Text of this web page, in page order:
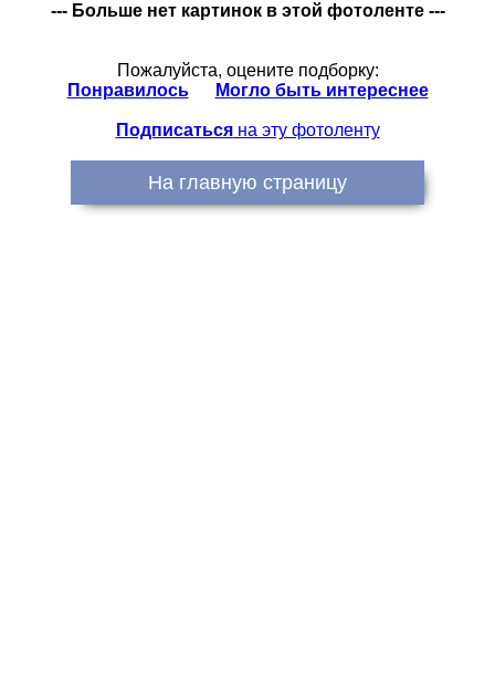
--- Больше нет картинок в этой фотоленте ---
Пожалуйста, оцените подборку:
Понравилось
Могло быть интереснее
Подписатьсяна эту фотоленту
На главную страницу